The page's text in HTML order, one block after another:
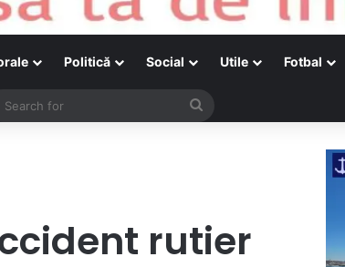
Politică Social Utile Fotbal
Search
rutier